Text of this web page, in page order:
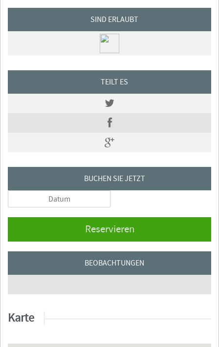
SIND ERLAUBT
TEILT ES
BUCHEN SIE JETZT
Reservieren
BEOBACHTUNGEN
Karte